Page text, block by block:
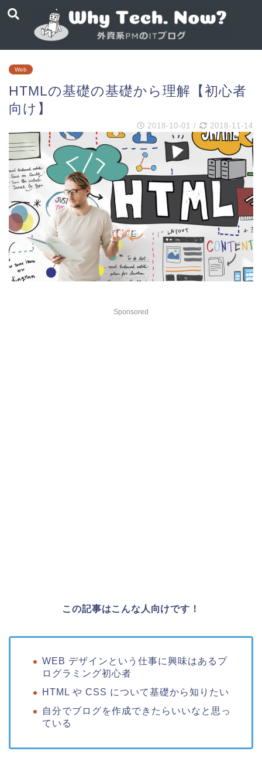
Web
HTMLの基礎の基礎から理解【初心者
向け】
2018-10-01 / 2018-11-14
Sponsored
この記事はこんな人向けです！
WEB デザインという仕事に興味はあるプ
ログラミング初心者
HTML や CSS について基礎から知りたい
自分でブログを作成できたらいいなと思っ
ている